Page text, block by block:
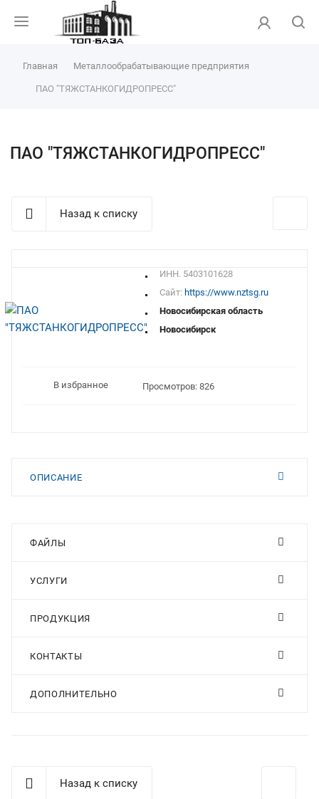
Главная Металлообрабатывающие предприятия
ПАО "ТЯЖСТАНКОГИДРОПРЕСС"
ПАО "ТЯЖСТАНКОГИДРОПРЕСС"
Назад к списку
ИНН. 5403101628
Сайт: https://www.nztsg.ru
Новосибирская область
Новосибирск
В избранное Просмотров: 826
ОПИСАНИЕ
ФАЙЛЫ
УСЛУГИ
ПРОДУКЦИЯ
КОНТАКТЫ
ДОПОЛНИТЕЛЬНО
Назад к списку